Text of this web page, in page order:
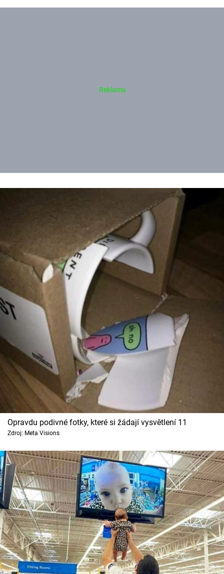
Opravdu podivné fotky, které si žádají vysvětlení 11
Zdroj: Meta Visions